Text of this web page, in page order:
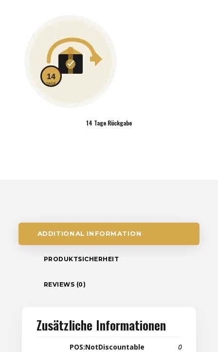
14 Tage Rückgabe
ADDITIONAL INFORMATION
PRODUKTSICHERHEIT
REVIEWS (0)
Zusätzliche Informationen
POS:NotDiscountable 0